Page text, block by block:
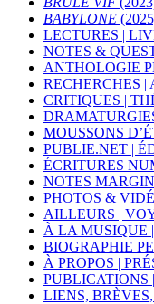
BABYLONE
LECTURES |
NOTES &
ANTHOLOGIE
RECHERCHES
CRITIQUES |
MOUSSONS
PUBLIE.NET |
ÉCRITURES
NOTES
PHOTOS &
AILLEURS |
À LA MUSIQUE
BIOGRAPHIE
À PROPOS |
PUBLICATIONS
LIENS,